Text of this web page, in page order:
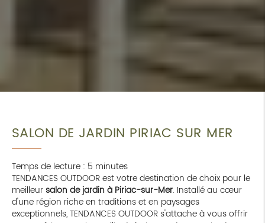
SALON DE JARDIN PIRIAC SUR MER
Temps de lecture : 5 minutes
TENDANCES OUTDOOR est votre destination de choix pour le
meilleur salon de jardin à Piriac-sur-Mer. Installé au cœur
d'une région riche en traditions et en paysages
exceptionnels, TENDANCES OUTDOOR s'attache à vous offrir